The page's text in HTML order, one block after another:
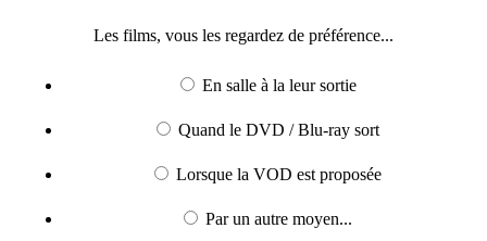
Les films, vous les regardez de préférence...
En salle à la leur sortie
Quand le DVD / Blu-ray sort
Lorsque la VOD est proposée
Par un autre moyen...